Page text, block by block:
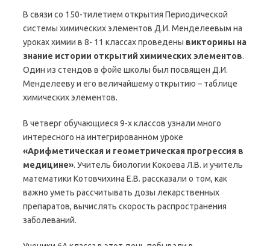
В связи со 150-тилетием открытия Периодической
системы химических элементов Д.И. Менделеевым на
уроках химии в 8- 11 классах проведены викторины на
знание истории открытий химических элементов.
Один из стендов в фойе школы был посвящен Д.И.
Менделееву и его величайшему открытию – таблице
химических элементов.
В четверг обучающиеся 9-х классов узнали много
интересного на интегрированном уроке
«Арифметическая и геометрическая прогрессия в
медицине». Учитель биологии Кокоева Л.В. и учитель
математики Котовчихина Е.В. рассказали о том, как
важно уметь рассчитывать дозы лекарственных
препаратов, вычислять скорость распространения
заболеваний.